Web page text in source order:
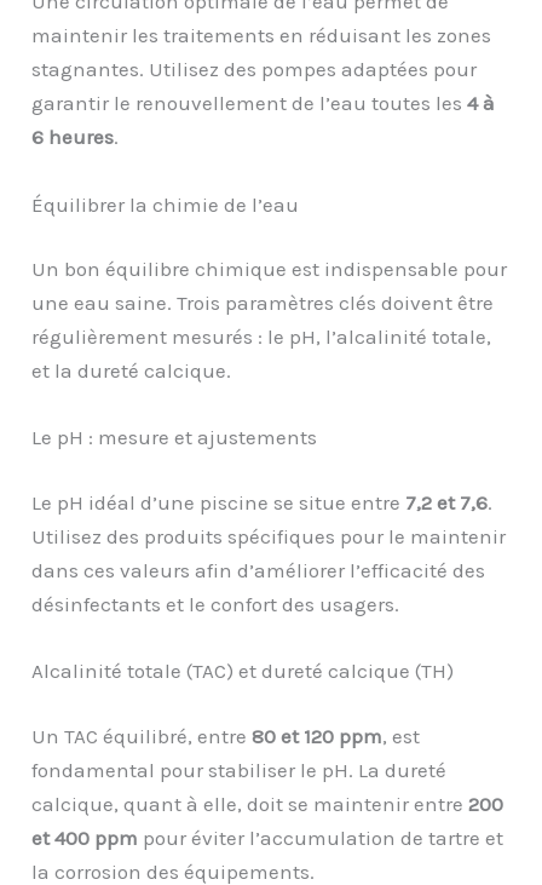
maintenir les traitements en réduisant les zones
stagnantes. Utilisez des pompes adaptées pour
garantir le renouvellement de l’eau toutes les4 à
6 heures.
Équilibrer la chimie de l’eau
Un bon équilibre chimique est indispensable pour
une eau saine. Trois paramètres clés doivent être
régulièrement mesurés : le pH, l’alcalinité totale,
et la dureté calcique.
Le pH : mesure et ajustements
Le pH idéal d’une piscine se situe entre 7,2 et 7,6.
Utilisez des produits spécifiques pour le maintenir
dans ces valeurs afin d’améliorer l’efficacité des
désinfectants et le confort des usagers.
Alcalinité totale (TAC) et dureté calcique (TH)
Un TAC équilibré, entre80 et 120 ppm, est
fondamental pour stabiliser le pH. La dureté
calcique, quant à elle, doit se maintenir entre200
et 400 ppm pour éviter l’accumulation de tartre et
la corrosion des équipements.